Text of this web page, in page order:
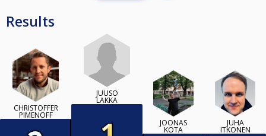
Results
CHRISTOFFER
PIMENOFF
JUUSO
LAKKA
JOONAS
KOTA
JUHA
ITKONEN